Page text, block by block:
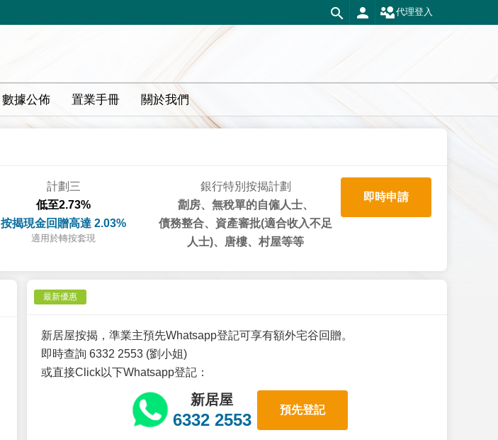
代理登入
數據公佈 置業手冊 關於我們
計劃三
低至2.73%
按揭現金回贈高達 2.03%
適用於轉按套現
銀行特別按揭計劃
劏房、無稅單的自僱人士、
債務整合、資產審批(適合收入不足
人士)、唐樓、村屋等等
即時申請
最新優惠
新居屋按揭，準業主預先Whatsapp登記可享有額外宅谷回贈。
即時查詢 6332 2553 (劉小姐)
或直接Click以下Whatsapp登記：
新居屋
6332 2553
預先登記